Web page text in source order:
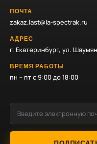
ПОЧТА
zakaz.last@la-spectrak.ru
АДРЕС
г. Екатеринбург, ул.
ВРЕМЯ РАБОТЫ
пн – пт с 9:00 до 18:00